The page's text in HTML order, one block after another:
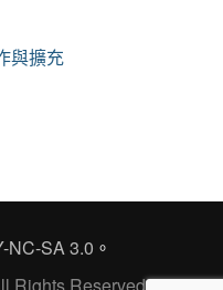
與擴充
NC-SA 3.0 。
Rights Reserved Ver.